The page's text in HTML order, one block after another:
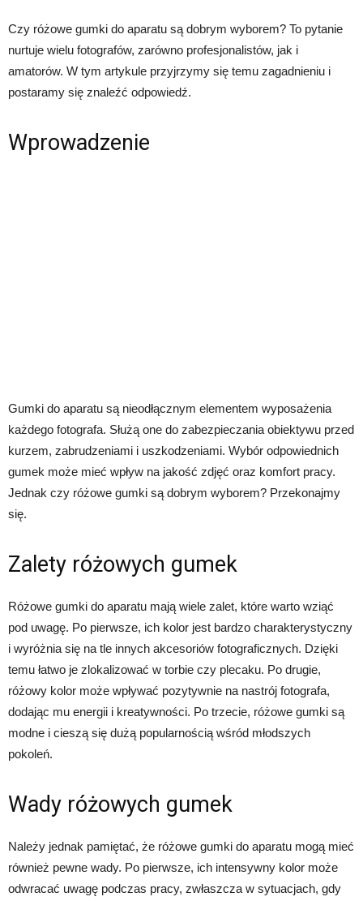
Czy różowe gumki do aparatu są dobrym wyborem? To pytanie
nurtuje wielu fotografów, zarówno profesjonalistów, jak i
amatorów. W tym artykule przyjrzymy się temu zagadnieniu i
postaramy się znaleźć odpowiedź.
Wprowadzenie
Gumki do aparatu są nieodłącznym elementem wyposażenia
każdego fotografa. Służą one do zabezpieczania obiektywu przed
kurzem, zabrudzeniami i uszkodzeniami. Wybór odpowiednich
gumek może mieć wpływ na jakość zdjęć oraz komfort pracy.
Jednak czy różowe gumki są dobrym wyborem? Przekonajmy
się.
Zalety różowych gumek
Różowe gumki do aparatu mają wiele zalet, które warto wziąć
pod uwagę. Po pierwsze, ich kolor jest bardzo charakterystyczny
i wyróżnia się na tle innych akcesoriów fotograficznych. Dzięki
temu łatwo je zlokalizować w torbie czy plecaku. Po drugie,
różowy kolor może wpływać pozytywnie na nastrój fotografa,
dodając mu energii i kreatywności. Po trzecie, różowe gumki są
modne i cieszą się dużą popularnością wśród młodszych
pokoleń.
Wady różowych gumek
Należy jednak pamiętać, że różowe gumki do aparatu mogą mieć
również pewne wady. Po pierwsze, ich intensywny kolor może
odwracać uwagę podczas pracy, zwłaszcza w sytuacjach, gdy